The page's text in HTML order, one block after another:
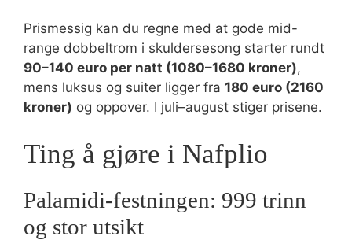
Prismessig kan du regne med at gode mid-
range dobbeltrom i skuldersesong starter rundt
90–140 euro per natt (1080–1680 kroner),
mens luksus og suiter ligger fra 180 euro (2160
kroner) og oppover. I juli–august stiger prisene.
Ting å gjøre i Nafplio
Palamidi-festningen: 999 trinn
og stor utsikt